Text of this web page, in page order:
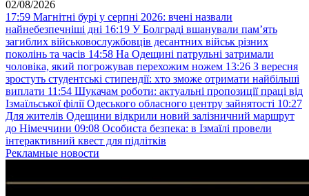
02/08/2026
17:59 Магнітні бурі у серпні 2026: вчені назвали
найнебезпечніші дні 16:19 У Болграді вшанували пам’ять
загиблих військовослужбовців десантних військ різних
поколінь та часів 14:58 На Одещині патрульні затримали
чоловіка, який погрожував перехожим ножем 13:26 З вересня
зростуть студентські стипендії: хто зможе отримати найбільші
виплати 11:54 Шукачам роботи: актуальні пропозиції праці від
Ізмаїльської філії Одеського обласного центру зайнятості 10:27
Для жителів Одещини відкрили новий залізничний маршрут
до Німеччини 09:08 Особиста безпека: в Ізмаїлі провели
інтерактивний квест для підлітків
Рекламные новости